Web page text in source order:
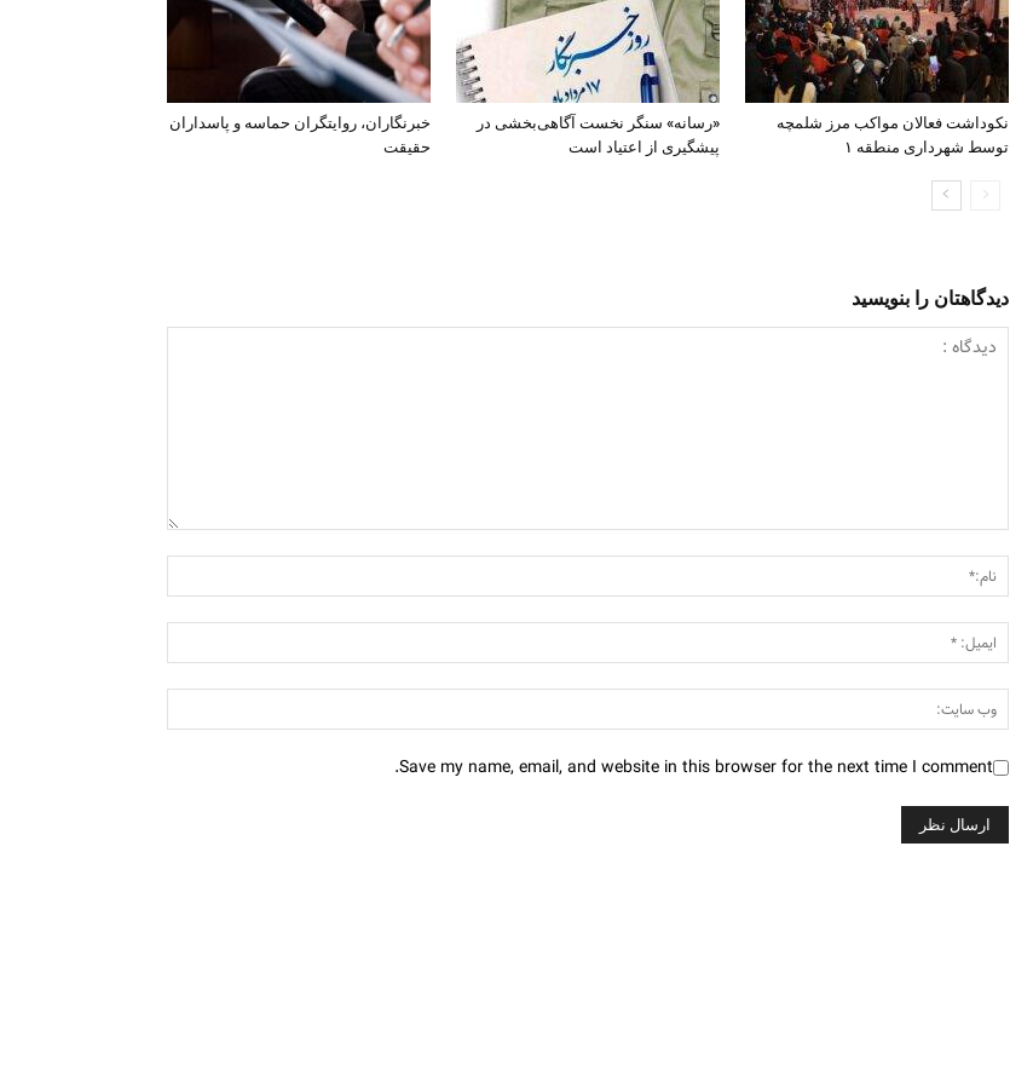
خبرنگاران، روایتگران حماسه و پاسداران
حقیقت
«رسانه» سنگر نخست آگاهی‌بخشی در
پیشگیری از اعتیاد است
نکوداشت فعالان مواکب مرز شلمچه
توسط شهرداری منطقه ۱
دیدگاهتان را بنویسید
Save my name, email, and website in this browser for the next time I comment.